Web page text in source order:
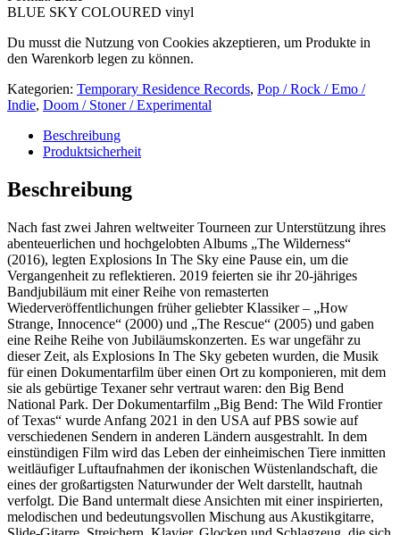
BLUE SKY COLOURED vinyl
Du musst die Nutzung von Cookies akzeptieren, um Produkte in
den Warenkorb legen zu können.
Kategorien: Temporary Residence Records, Pop / Rock / Emo /
Indie, Doom / Stoner / Experimental
Beschreibung
Produktsicherheit
Beschreibung
Nach fast zwei Jahren weltweiter Tourneen zur Unterstützung ihres
abenteuerlichen und hochgelobten Albums „The Wilderness“
(2016), legten Explosions In The Sky eine Pause ein, um die
Vergangenheit zu reflektieren. 2019 feierten sie ihr 20-jähriges
Bandjubiläum mit einer Reihe von remasterten
Wiederveröffentlichungen früher geliebter Klassiker – „How
Strange, Innocence“ (2000) und „The Rescue“ (2005) und gaben
eine Reihe Reihe von Jubiläumskonzerten. Es war ungefähr zu
dieser Zeit, als Explosions In The Sky gebeten wurden, die Musik
für einen Dokumentarfilm über einen Ort zu komponieren, mit dem
sie als gebürtige Texaner sehr vertraut waren: den Big Bend
National Park. Der Dokumentarfilm „Big Bend: The Wild Frontier
of Texas“ wurde Anfang 2021 in den USA auf PBS sowie auf
verschiedenen Sendern in anderen Ländern ausgestrahlt. In dem
einstündigen Film wird das Leben der einheimischen Tiere inmitten
weitläufiger Luftaufnahmen der ikonischen Wüstenlandschaft, die
eines der großartigsten Naturwunder der Welt darstellt, hautnah
verfolgt. Die Band untermalt diese Ansichten mit einer inspirierten,
melodischen und bedeutungsvollen Mischung aus Akustikgitarre,